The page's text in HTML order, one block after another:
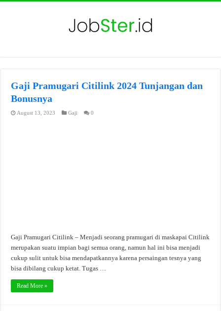
Gaji Pramugari Citilink 2024 Tunjangan dan
Bonusnya
August 13, 2023 Gaji 0
Gaji Pramugari Citilink – Menjadi seorang pramugari di maskapai Citilink
merupakan suatu impian bagi semua orang, namun hal ini bisa menjadi
cukup sulit untuk bisa mendapatkannya karena persaingan tesnya yang
bisa dibilang cukup ketat. Tugas …
Read More »